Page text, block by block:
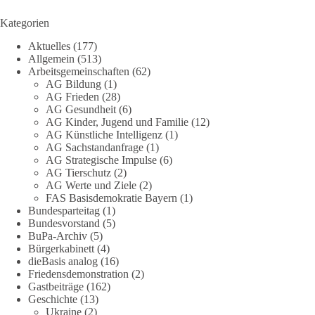
Strommangel verwaltet, sondern daran, wie sie ihn verhindert!
Quellen:https://apollo-news.net/geheimplan-energiekrise-
bundesnetzagentur-bereitet-sich-auf-strommangel-ueber-
mehrere-tage-bis-wochen-vor/
https://www.merkur.de/deutschland/der-geheimplan-gegen-
stromausfalle-der-bundesnetzagentur-zr-94423201.html?
utm_source=chatgpt.com
🟩🟩🟦🟦🟥🟥🟧🟧
Wieder ein Beispiel dafür, warum wir 1 Milliarde für freie
Medien fordern sollten: 👉 Jetzt Petition unterzeichnen
#dieBasis #Energie #Versorgungssicherheit
#Technologieoffen #Resilienz
Kategorien
Aktuelles (177)
Allgemein (513)
Arbeitsgemeinschaften (62)
AG Bildung (1)
AG Frieden (28)
AG Gesundheit (6)
AG Kinder, Jugend und Familie (12)
AG Künstliche Intelligenz (1)
AG Sachstandanfrage (1)
AG Strategische Impulse (6)
AG Tierschutz (2)
AG Werte und Ziele (2)
FAS Basisdemokratie Bayern (1)
Bundesparteitag (1)
Bundesvorstand (5)
BuPa-Archiv (5)
Bürgerkabinett (4)
dieBasis analog (16)
Friedensdemonstration (2)
Gastbeiträge (162)
Geschichte (13)
Ukraine (2)